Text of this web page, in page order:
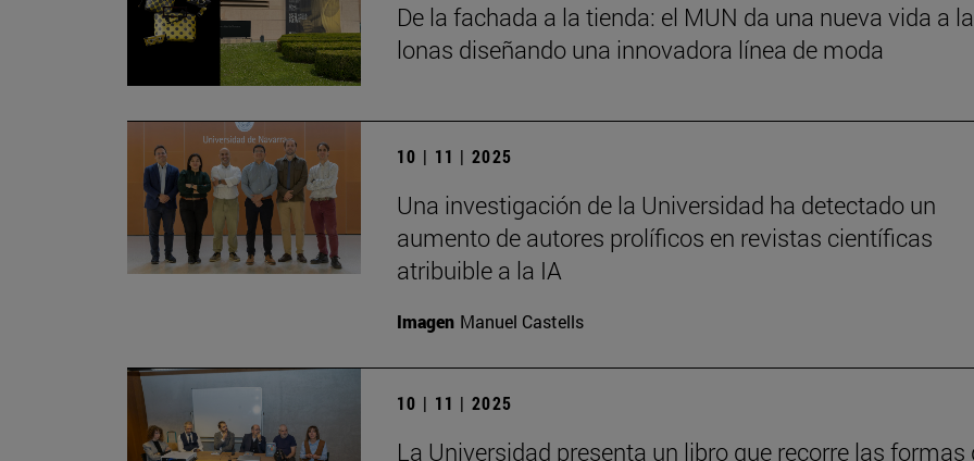
De la fachada a la tienda: el MUN da una nueva vida a
lonas diseñando una innovadora línea de moda
10 | 11 | 2025
Una investigación de la Universidad ha detectado un
aumento de autores prolíficos en revistas científicas
atribuible a la IA
Imagen Manuel Castells
10 | 11 | 2025
La Universidad presenta un libro que recorre las formas